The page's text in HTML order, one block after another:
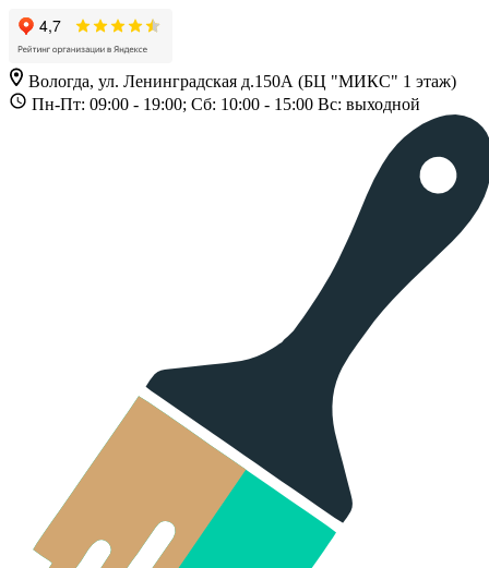
Вологда, ул. Ленинградская д.150А (БЦ "МИКС" 1 этаж)
Пн-Пт: 09:00 - 19:00; Сб: 10:00 - 15:00 Вс: выходной